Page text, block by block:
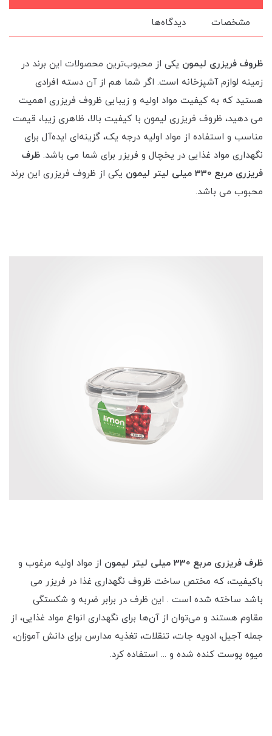
مشخصات دیدگاه‌ها
ظروف فریزری لیمون یکی از محبوب‌ترین محصولات این برند در
زمینه لوازم آشپزخانه است. اگر شما هم از آن دسته افرادی
هستید که به کیفیت مواد اولیه و زیبایی ظروف فریزری اهمیت
می دهید، ظروف فریزری لیمون با کیفیت بالا، ظاهری زیبا، قیمت
مناسب و استفاده از مواد اولیه درجه یک، گزینه‌ای ایده‌آل برای
نگهداری مواد غذایی در یخچال و فریزر برای شما می باشد. ظرف
فریزری مربع 330 میلی لیتر لیمون
یکی از ظروف فریزری این برند
محبوب می باشد.
ظرف فریزری مربع 330 میلی لیتر لیمون
از مواد اولیه مرغوب و
باکیفیت، که مختص ساخت ظروف نگهداری غذا در فریزر می
باشد ساخته شده‌ است . این ظرف در برابر ضربه و شکستگی
مقاوم هستند و می‌توان از آن‌ها برای نگهداری انواع مواد غذایی، از
جمله آجیل، ادویه جات، تنقلات، تغذیه مدارس برای دانش آموزان،
میوه پوست کنده شده و ... استفاده کرد.